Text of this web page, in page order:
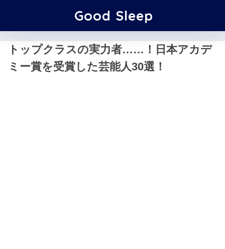
Good Sleep
トップクラスの実力者……！日本アカデ
ミー賞を受賞した芸能人30選！